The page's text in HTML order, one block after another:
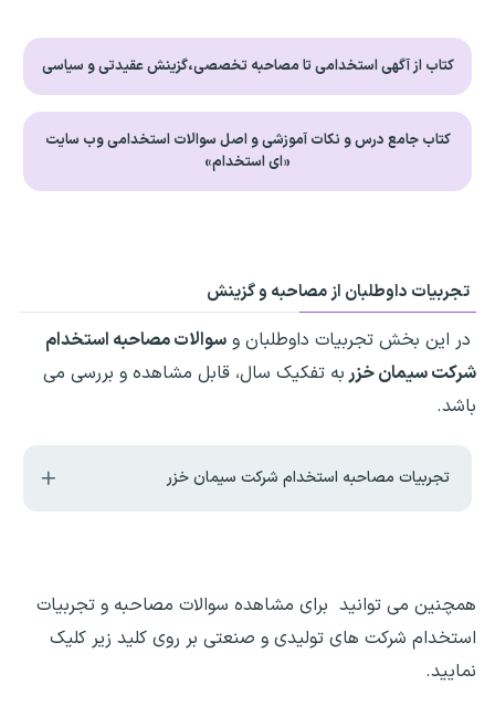
کتاب از آگهی استخدامی تا مصاحبه تخصصی،گزینش عقیدتی و سیاسی
کتاب جامع درس و نکات آموزشی و اصل سوالات استخدامی وب سایت
«ای استخدام»
تجربیات داوطلبان از مصاحبه و گزینش
در این بخش تجربیات داوطلبان و سوالات مصاحبه استخدام
شرکت سیمان خزر به تفکیک سال، قابل مشاهده و بررسی می
باشد.
تجربیات مصاحبه استخدام شرکت سیمان خزر
همچنین می توانید برای مشاهده سوالات مصاحبه و تجربیات
استخدام شرکت های تولیدی و صنعتی بر روی کلید زیر کلیک
نمایید.